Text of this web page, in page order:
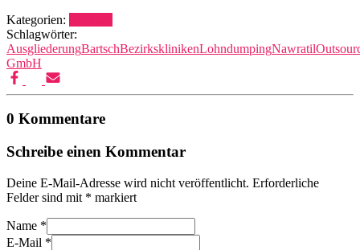
Kategorien:
Schlagwörter:
AusgliederungBartschBezirksklinikenLohndumpingNawratil
GmbH
0 Kommentare
Schreibe einen Kommentar
Deine E-Mail-Adresse wird nicht veröffentlicht. Erforderliche
Felder sind mit * markiert
Name *
E-Mail *